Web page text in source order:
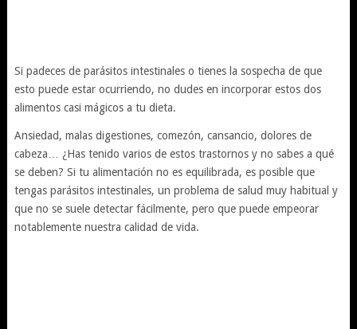
Si padeces de parásitos intestinales o tienes la sospecha de que
esto puede estar ocurriendo, no dudes en incorporar estos dos
alimentos casi mágicos a tu dieta.
Ansiedad, malas digestiones, comezón, cansancio, dolores de
cabeza… ¿Has tenido varios de estos trastornos y no sabes a qué
se deben? Si tu alimentación no es equilibrada, es posible que
tengas parásitos intestinales, un problema de salud muy habitual y
que no se suele detectar fácilmente, pero que puede empeorar
notablemente nuestra calidad de vida.